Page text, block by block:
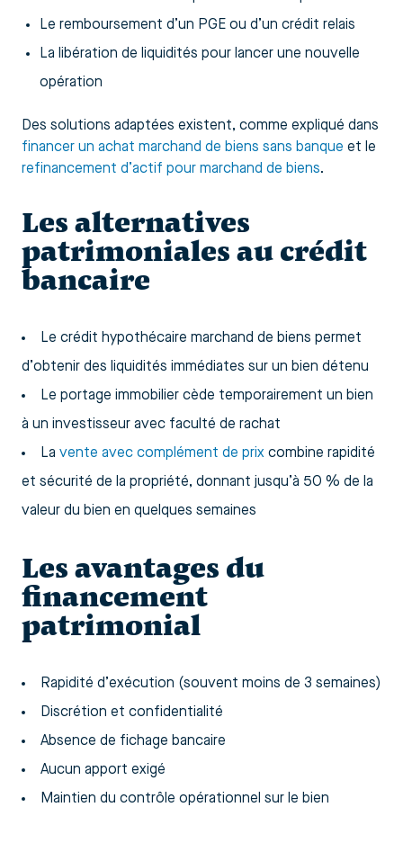
Le remboursement d’un PGE ou d’un crédit relais
La libération de liquidités pour lancer une nouvelle
opération
Des solutions adaptées existent, comme expliqué dans
financer un achat marchand de biens sans banque et le
refinancement d’actif pour marchand de biens.
Les alternatives
patrimoniales au crédit
bancaire
Le crédit hypothécaire marchand de biens permet
d’obtenir des liquidités immédiates sur un bien détenu
Le portage immobilier cède temporairement un bien
à un investisseur avec faculté de rachat
La vente avec complément de prix combine rapidité
et sécurité de la propriété, donnant jusqu’à 50 % de la
valeur du bien en quelques semaines
Les avantages du
financement
patrimonial
Rapidité d’exécution (souvent moins de 3 semaines)
Discrétion et confidentialité
Absence de fichage bancaire
Aucun apport exigé
Maintien du contrôle opérationnel sur le bien